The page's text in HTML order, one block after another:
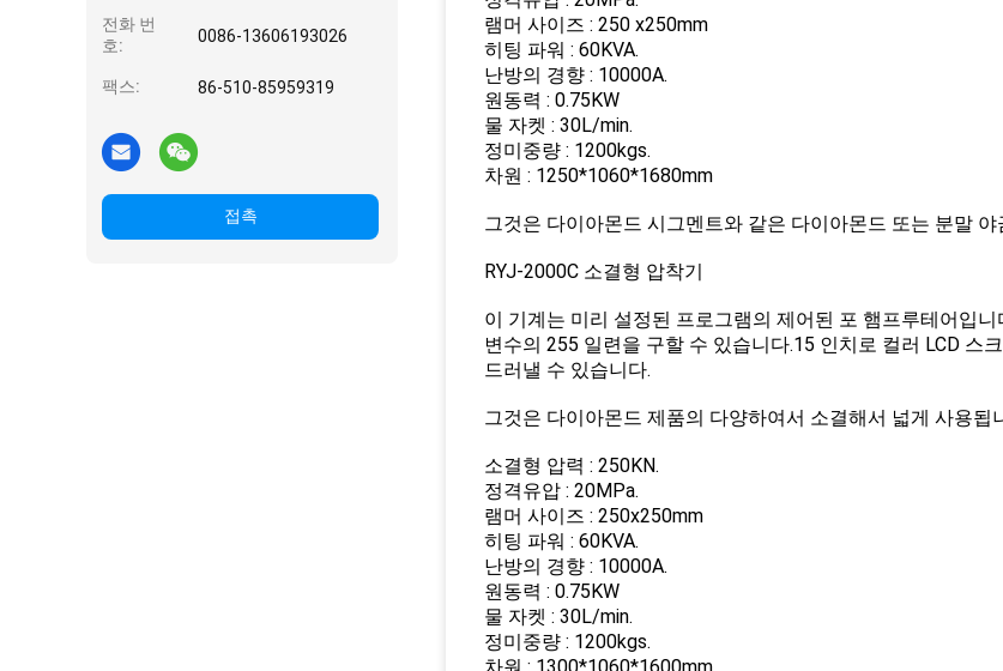
전화 번
호:
0086-13606193026
팩스: 86-510-85959319
접촉
램머 사이즈 : 250 x250mm
히팅 파워 : 60KVA.
난방의 경향 : 10000A.
원동력 : 0.75KW
물 자켓 : 30L/min.
정미중량 : 1200kgs.
차원 : 1250*1060*1680mm
그것은 다이아몬드 시그멘트와 같은 다이아몬드 또는 분말
RYJ-2000C 소결형 압착기
이 기계는 미리 설정된 프로그램의 제어된 포 햄프루테어입
변수의 255 일련을 구할 수 있습니다.15 인치로 컬러 LCD 스
드러낼 수 있습니다.
그것은 다이아몬드 제품의 다양하여서 소결해서 넓게 사용됩
소결형 압력 : 250KN.
정격유압 : 20MPa.
램머 사이즈 : 250x250mm
히팅 파워 : 60KVA.
난방의 경향 : 10000A.
원동력 : 0.75KW
물 자켓 : 30L/min.
정미중량 : 1200kgs.